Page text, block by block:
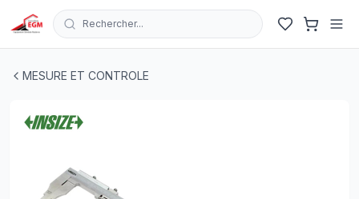
Rechercher...
MESURE ET CONTROLE